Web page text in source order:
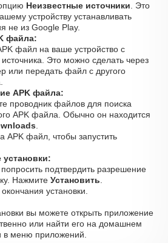
Неизвестные источники . Это
устройству устанавливать
не из Google Play.
файла:
файл на ваше устройство с
Это можно сделать через
или передать файл с другого
APK файла:
проводник файлов для поиска
APK файла. Обычно он находится
APK файл, чтобы запустить
подтвердить разрешение
Нажмите Установить
установки.
вы можете открыть приложение
или найти его на домашнем
в меню приложений.